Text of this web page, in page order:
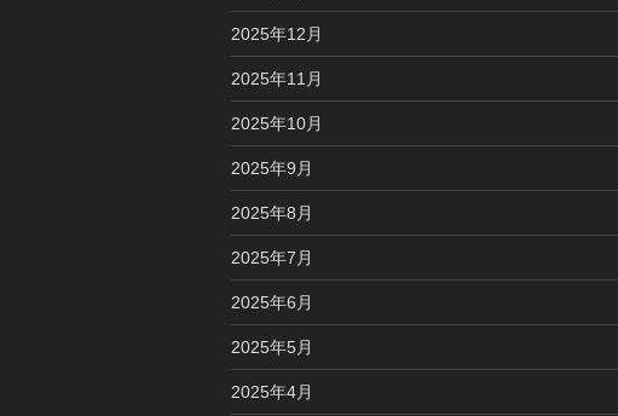
2025年12月
2025年11月
2025年10月
2025年9月
2025年8月
2025年7月
2025年6月
2025年5月
2025年4月